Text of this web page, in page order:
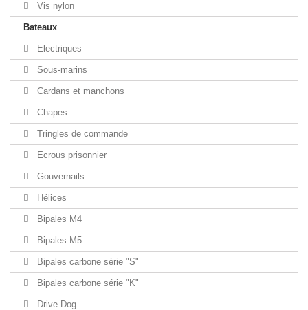
Vis nylon
Bateaux
Electriques
Sous-marins
Cardans et manchons
Chapes
Tringles de commande
Ecrous prisonnier
Gouvernails
Hélices
Bipales M4
Bipales M5
Bipales carbone série "S"
Bipales carbone série "K"
Drive Dog